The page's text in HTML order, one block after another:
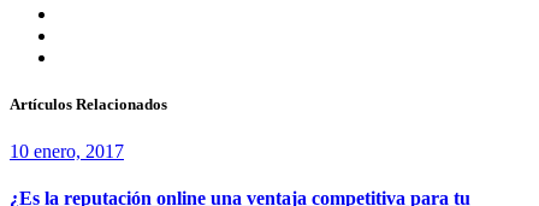
Artículos Relacionados
10 enero, 2017
¿Es la reputación online una ventaja competitiva para tu